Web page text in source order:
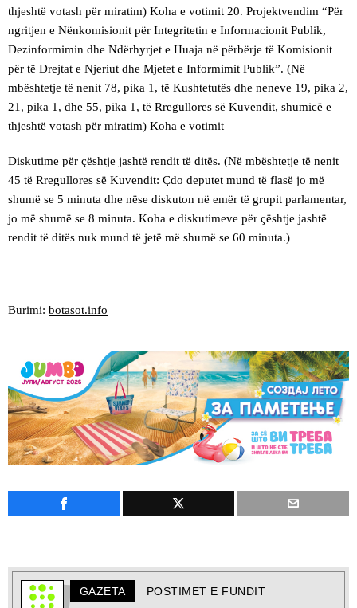
thjeshtë votash për miratim) Koha e votimit 20. Projektvendim “Për
ngritjen e Nënkomisionit për Integritetin e Informacionit Publik,
Dezinformimin dhe Ndërhyrjet e Huaja në përbërje të Komisionit
për të Drejtat e Njeriut dhe Mjetet e Informimit Publik”. (Në
mbështetje të nenit 78, pika 1, të Kushtetutës dhe neneve 19, pika 2,
21, pika 1, dhe 55, pika 1, të Rregullores së Kuvendit, shumicë e
thjeshtë votash për miratim) Koha e votimit
Diskutime për çështje jashtë rendit të ditës. (Në mbështetje të nenit
45 të Rregullores së Kuvendit: Çdo deputet mund të flasë jo më
shumë se 5 minuta dhe nëse diskuton në emër të grupit parlamentar,
jo më shumë se 8 minuta. Koha e diskutimeve për çështje jashtë
rendit të ditës nuk mund të jetë më shumë se 60 minuta.)
Burimi: botasot.info
GAZETA POSTIMET E FUNDIT